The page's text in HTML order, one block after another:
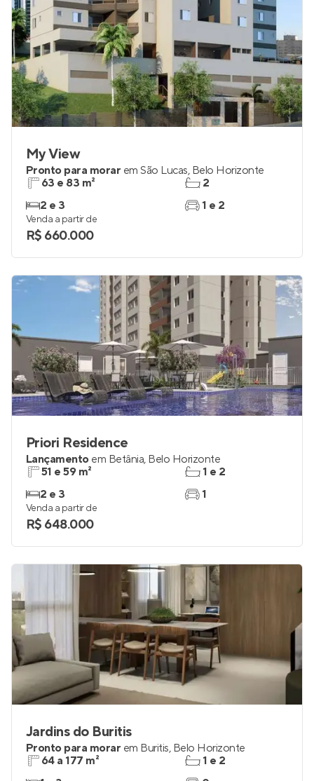
My View
Pronto para morar em São Lucas, Belo Horizonte
63 e 83 m²
2 e 3
2
1 e 2
Venda a partir de
R$ 660.000
Priori Residence
Lançamento em Betânia, Belo Horizonte
51 e 59 m²
2 e 3
1 e 2
1
Venda a partir de
R$ 648.000
Jardins do Buritis
Pronto para morar em Buritis, Belo Horizonte
64 a 177 m²
1 e 2